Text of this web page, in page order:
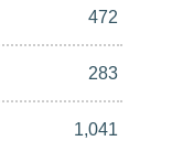
472
283
1,041